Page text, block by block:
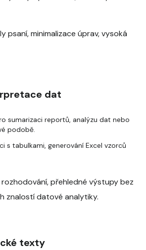
psaní, minimalizace úprav, vysoká
dat
sumarizaci reportů, analýzu dat nebo
podobě.
s tabulkami, generování Excel vzorců
rozhodování, přehledné výstupy bez
znalostí datové analytiky.
texty